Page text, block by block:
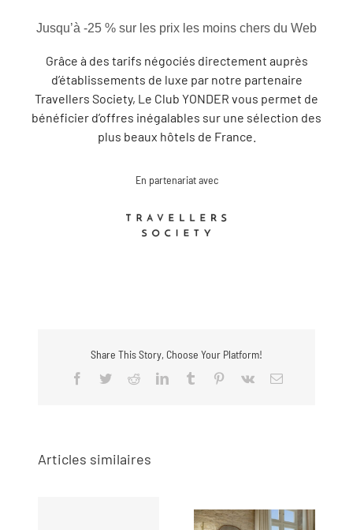
Jusqu’à -25 % sur les prix les moins chers du Web
Grâce à des tarifs négociés directement auprès
d’établissements de luxe par notre partenaire
Travellers Society, Le Club YONDER vous permet de
bénéficier d’offres inégalables sur une sélection des
plus beaux hôtels de France.
En partenariat avec
Share This Story, Choose Your Platform!
Facebook
TwitterRedditLinkedInTumblr Pinterest
Vk Email
Articles similaires